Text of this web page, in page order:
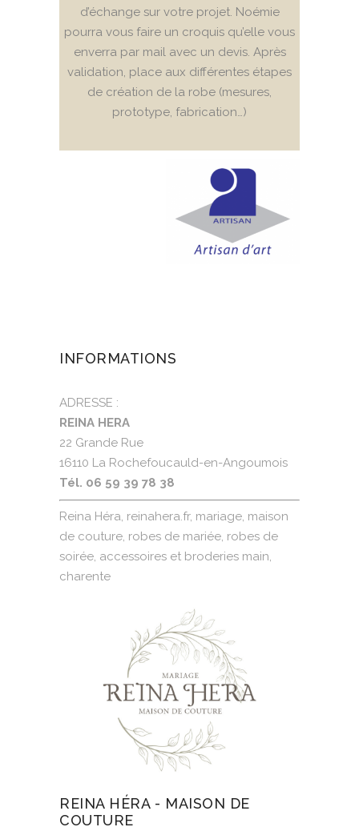
d’échange sur votre projet. Noémie
pourra vous faire un croquis qu’elle vous
enverra par mail avec un devis. Après
validation, place aux différentes étapes
de création de la robe (mesures,
prototype, fabrication…)
INFORMATIONS
ADRESSE :
REINA HERA
22 Grande Rue
16110 La Rochefoucauld-en-Angoumois
Tél. 06 59 39 78 38
Reina Héra, reinahera.fr, mariage, maison
de couture, robes de mariée, robes de
soirée, accessoires et broderies main,
charente
REINA HÉRA - MAISON DE
COUTURE